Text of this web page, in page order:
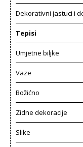
Dekorativni jastuci i
Tepisi
Umjetne biljke
Vaze
Božićno
Zidne dekoracije
Slike